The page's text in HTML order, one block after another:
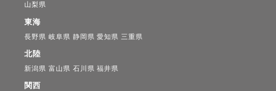
児の姿は本当にあっという間です。
二回妊娠、出産を経験しているので産後のママの気持ちや体にもしっ
添いながら撮影していきます。
せない瞬間を一緒に残していきましょう♪
山梨県
東海
長野県 岐阜県 静岡県 愛知県 三重県
北陸
新潟県 富山県 石川県 福井県
関西